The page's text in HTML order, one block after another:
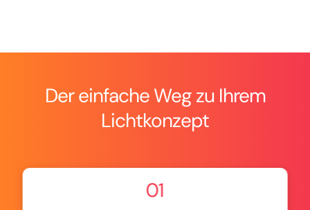
Der einfache Weg zu Ihrem
Lichtkonzept
01